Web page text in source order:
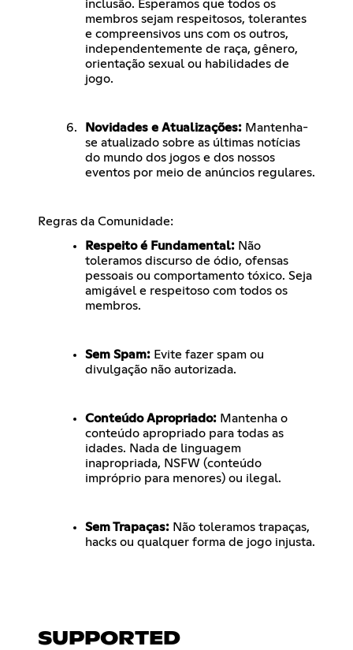
inclusão. Esperamos que todos os
membros sejam respeitosos, tolerantes
e compreensivos uns com os outros,
independentemente de raça, gênero,
orientação sexual ou habilidades de
jogo.
Novidades e Atualizações: Mantenha-
se atualizado sobre as últimas notícias
do mundo dos jogos e dos nossos
eventos por meio de anúncios regulares.
Regras da Comunidade:
Respeito é Fundamental: Não
toleramos discurso de ódio, ofensas
pessoais ou comportamento tóxico. Seja
amigável e respeitoso com todos os
membros.
Sem Spam: Evite fazer spam ou
divulgação não autorizada.
Conteúdo Apropriado: Mantenha o
conteúdo apropriado para todas as
idades. Nada de linguagem
inapropriada, NSFW (conteúdo
impróprio para menores) ou ilegal.
Sem Trapaças: Não toleramos trapaças,
hacks ou qualquer forma de jogo injusta.
SUPPORTED